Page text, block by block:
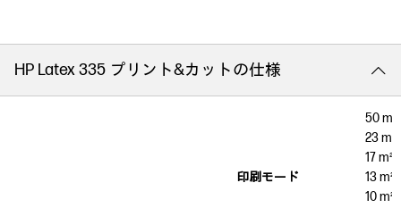
HP Latex 335 プリント&カットの仕様
印刷モード
50
23
17
13
10